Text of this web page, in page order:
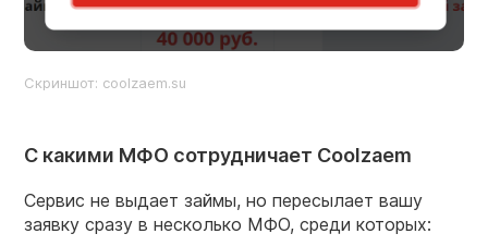
Скриншот: coolzaem.su
С какими МФО сотрудничает Coolzaem
Сервис не выдает займы, но пересылает вашу
заявку сразу в несколько МФО, среди которых: